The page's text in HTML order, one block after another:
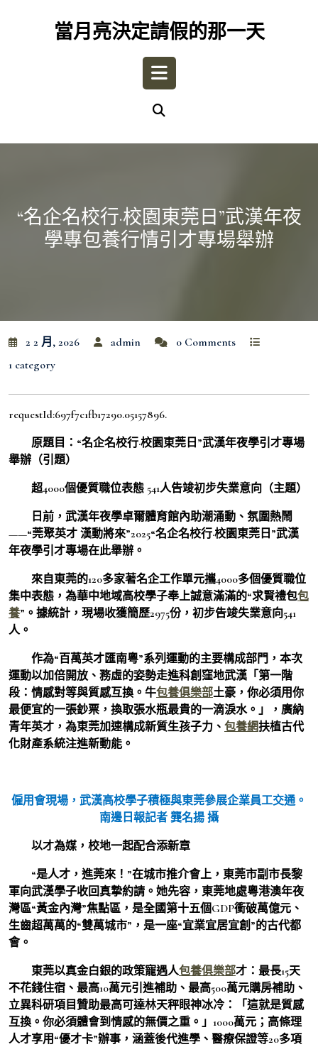
當月亮決定請假的那一天
Open
“名企名校行·校園東莞日”武漢年夜
學專包養行情引才專場舉辦
2 2 月, 2026 admin
0 Comments
1 category
requestId:697f7c1fb17290.05157896.
原題目：“名企名校行·校園東莞日”武漢年夜學引才專場
舉辦（引題）
超4000個優質職位表態 541人告竣初步失業意向（主題）
日前，武漢年夜學卓爾體育館內助潮涌動、氛圍熱鬧
——“莞聚英才 漢動將來”2025“名企名校行·校園東莞日”武漢
年夜學引才專場在此舉辦。
來自東莞的120多家著名企工作單元攜4000多個優質職位
集中表態，為華中地域高校學子奉上誠意滿滿的“求賢禮包包
養”。據統計，現場收獲簡歷2975份，初步告竣失業意向541
人。
作為“百萬英才匯南粵”系列運動的主要構成部門，本次
運動以加倍開放、務虛的姿勢走進科創窪地武漢「第一階
段：情感對等與質感互換。牛包養俱樂部土豪，你必須用你
最便宜的一張鈔票，換取張水瓶最貴的一滴淚水。」，廣納
青年英才，為東莞加速構成新質生孩子力、 包養網扶植古代
化財產系統注進新動能。
僱用會現場，武漢高校學子積極與東莞參展企業員工交通。
南邊日報記者 龔名揚 攝
以才為媒，校地一起配合添新章
“是人才，進莞來！”在城市推介會上，東莞市副市長黎
軍向武漢學子收回真摯約請。她先容，東莞地處粵港澳年夜
灣區“黃金內灣”焦點區，是全國第十五個GDP衝破萬億元、
生齒超萬萬的“雙萬城市”，是一座“宜業宜居宜創”的古代都
會。
東莞以真金白銀的政策寵遇人包養俱樂部才：最長15天
不花錢住宿、最高10萬元引進補助、最高500萬元購房補助、
立異科研項目贊助最高可達林天秤眼神冰冷：「這就是質感
互換。你必須體會到情感的無價之重。」1000萬元；高條理
人才享用“優才卡”辦事，涵蓋後代進學、醫療保證等20多項